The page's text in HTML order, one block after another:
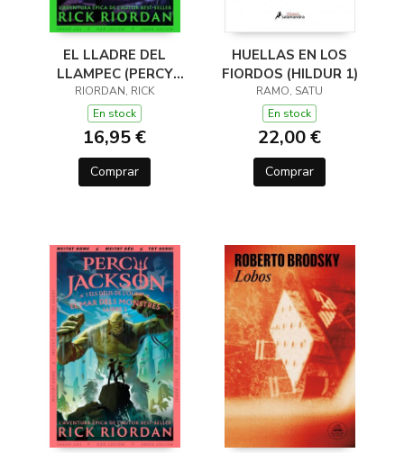
EL LLADRE DEL
LLAMPEC (PERCY
JACKSON I ELS DÉUS
DE L'OLIMP 1)
RIORDAN, RICK
En stock
16,95 €
Comprar
HUELLAS EN LOS
FIORDOS (HILDUR 1)
RAMO, SATU
En stock
22,00 €
Comprar